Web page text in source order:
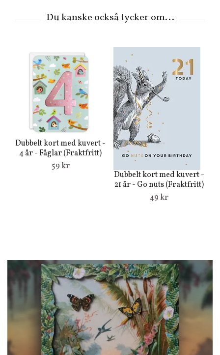
Dubbelt kort med kuvert -
4 år - Fåglar (Fraktfritt)
59 kr
Dubbelt kort med kuvert -
21 år - Go nuts (Fraktfritt)
49 kr